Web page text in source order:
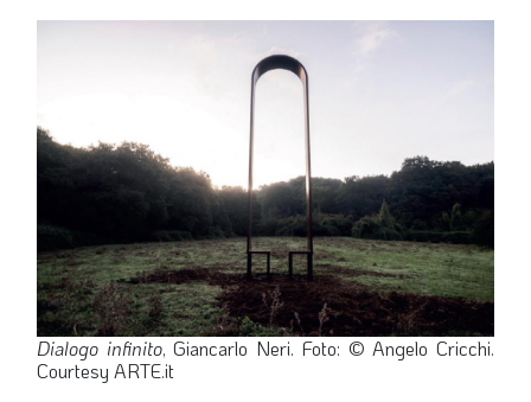
Dialogo infinito, Giancarlo Neri. Foto: © Angelo Cricchi.
Courtesy ARTE.it